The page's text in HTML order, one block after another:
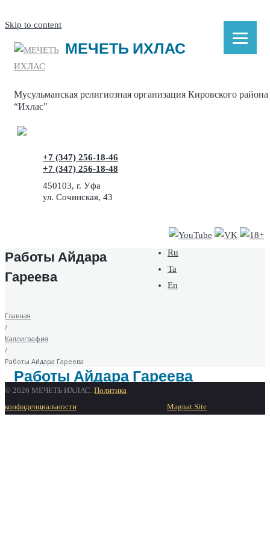
Skip to content
МЕЧЕТЬ ИХЛАС
Мусульманская религиозная организация Кировского
“Ихлас"
+7 (347) 256-18-46
+7 (347) 256-18-48
450103, г. Уфа
ул. Сочинская, 43
Ru
Ta
En
Работы Айдара
Гареева
Главная
/
Каллиграфия
/
Работы Айдара Гареева
Работы Айдара Гареева
© 2026 МЕЧЕТЬ ИХЛАС. Политика
конфиденциальности
Magnat.Site